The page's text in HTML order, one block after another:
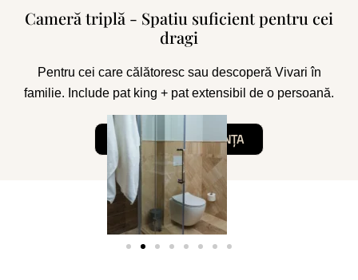
Cameră triplă - Spatiu suficient pentru cei
dragi
Pentru cei care călătoresc sau descoperă Vivari în
familie. Include pat king + pat extensibil de o persoană.
DESCOPERĂ EXPERIENȚA